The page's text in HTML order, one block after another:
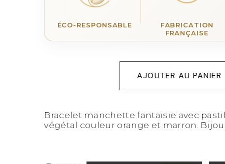
ÉCO-RESPONSABLE
FABRICATION
FRANÇAISE
AJOUTER AU PANIER
Bracelet manchette fantaisie avec
végétal couleur orange et marron.